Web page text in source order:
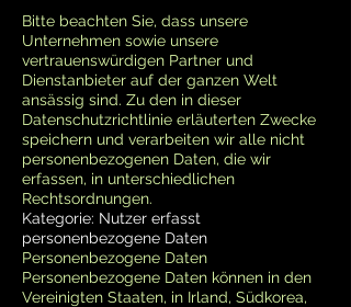
Bitte beachten Sie, dass unsere
Unternehmen sowie unsere
vertrauenswürdigen Partner und
Dienstanbieter auf der ganzen Welt
ansässig sind. Zu den in dieser
Datenschutzrichtlinie erläuterten Zwecke
speichern und verarbeiten wir alle nicht
personenbezogenen Daten, die wir
erfassen, in unterschiedlichen
Rechtsordnungen.
Kategorie: Nutzer erfasst
personenbezogene Daten
Personenbezogene Daten
Personenbezogene Daten können in den
Vereinigten Staaten, in Irland, Südkorea,